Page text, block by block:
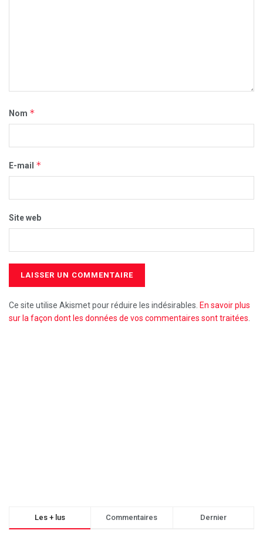
Nom *
E-mail *
Site web
Ce site utilise Akismet pour réduire les indésirables. En savoir plus
sur la façon dont les données de vos commentaires sont traitées
Les + lus Commentaires Dernier